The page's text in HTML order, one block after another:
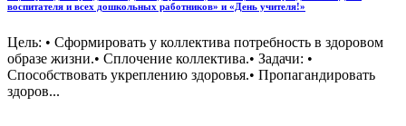
воспитателя и всех дошкольных работников» и «День учителя!»
Цель: • Сформировать у коллектива потребность в здоровом
образе жизни.• Сплочение коллектива.• Задачи: •
Способствовать укреплению здоровья.• Пропагандировать
здоров...